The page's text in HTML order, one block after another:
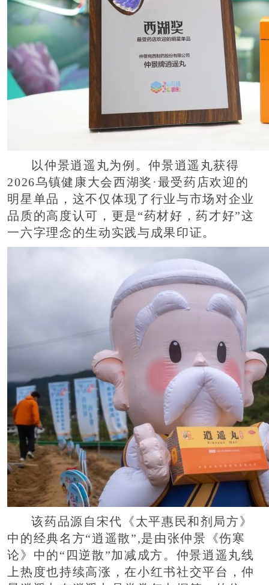
以仲景逍遥丸为例。仲景逍遥丸获得
2026乌镇健康大会西湖奖·最受药店欢迎的
明星单品，这不仅体现了行业与市场对企业
品质的高度认可，更是“药材好，药才好”这
一六字理念的生动实践与成果印证。
该药品源自宋代《太平惠民和剂局方》
中的经典名方“逍遥散”,是由张仲景《伤寒
论》中的“四逆散”加减成方。仲景逍遥丸线
上热度也持续高涨，在小红书社交平台，仲